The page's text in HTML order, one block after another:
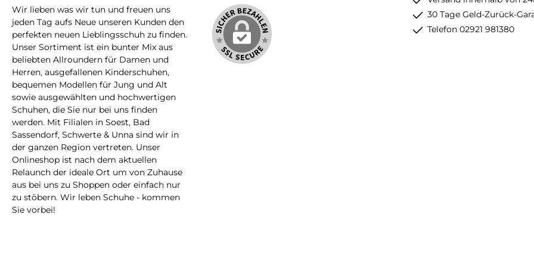
Wir lieben was wir tun und freuen uns
jeden Tag aufs Neue unseren Kunden den
perfekten neuen Lieblingsschuh zu finden.
Unser Sortiment ist ein bunter Mix aus
beliebten Allroundern für Damen und
Herren, ausgefallenen Kinderschuhen,
bequemen Modellen für Jung und Alt
sowie ausgewählten und hochwertigen
Schuhen, die Sie nur bei uns finden
werden. Mit Filialen in Soest, Bad
Sassendorf, Schwerte & Unna sind wir in
der ganzen Region vertreten. Unser
Onlineshop ist nach dem aktuellen
Relaunch der ideale Ort um von Zuhause
aus bei uns zu Shoppen oder einfach nur
zu stöbern. Wir leben Schuhe - kommen
Sie vorbei!
30 Tage Geld-Zurück-
Telefon 02921 981380